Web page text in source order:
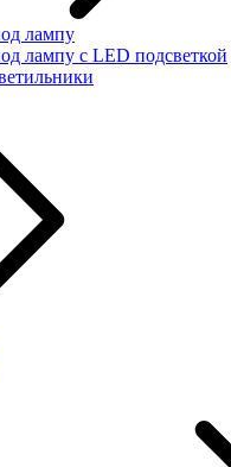
лампу
лампу с LED подсветкой